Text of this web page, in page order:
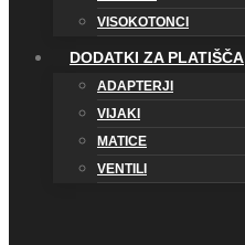
VISOKOTONCI
DODATKI ZA PLATIŠČA
ADAPTERJI
VIJAKI
MATICE
VENTILI